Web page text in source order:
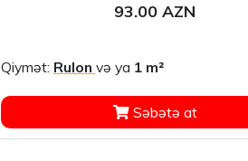
93.00 AZN
Qiymət: Rulon və ya 1 m²
Səbətə at